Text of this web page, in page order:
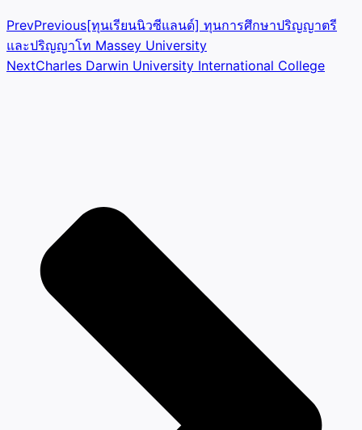
PrevPrevious[ทุนเรียนนิวซีแลนด์] ทุนการศึกษาปริญญาตรี
และปริญญาโท Massey University
NextCharles Darwin University International College